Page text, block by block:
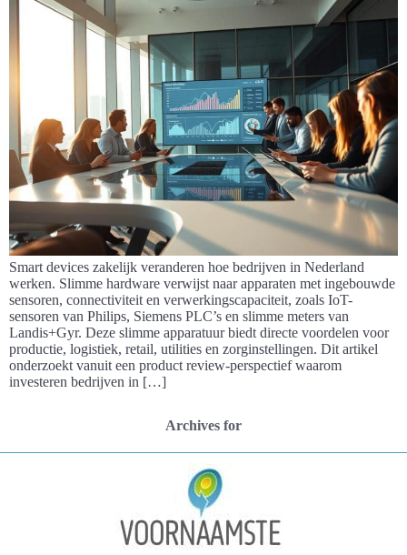
Smart devices zakelijk veranderen hoe bedrijven in Nederland
werken. Slimme hardware verwijst naar apparaten met ingebouwde
sensoren, connectiviteit en verwerkingscapaciteit, zoals IoT-
sensoren van Philips, Siemens PLC’s en slimme meters van
Landis+Gyr. Deze slimme apparatuur biedt directe voordelen voor
productie, logistiek, retail, utilities en zorginstellingen. Dit artikel
onderzoekt vanuit een product review-perspectief waarom
investeren bedrijven in […]
Archives for